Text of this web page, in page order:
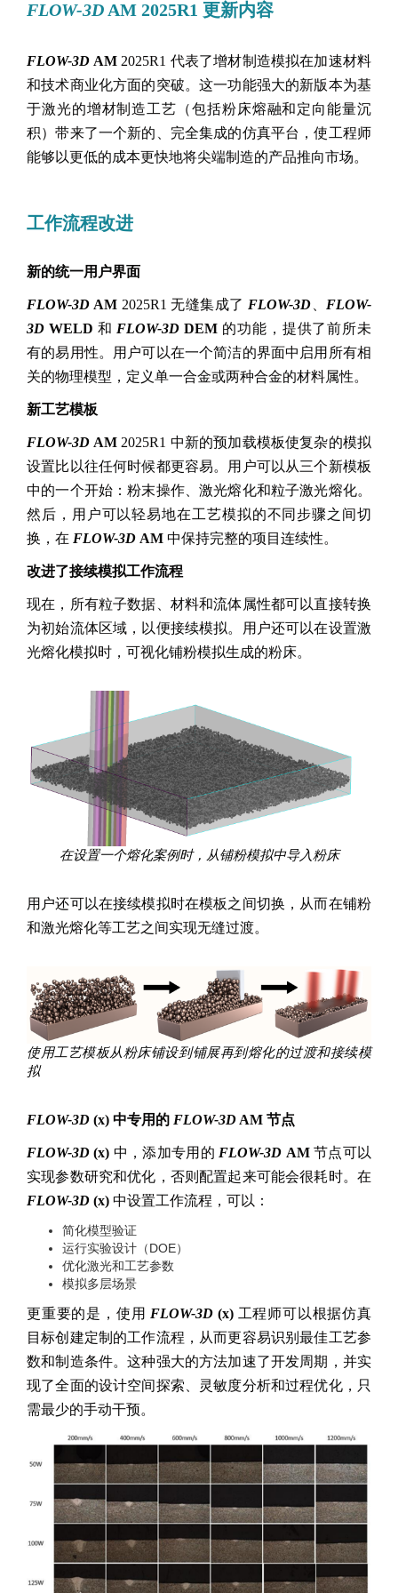
FLOW-3D AM 2025R1 更新内容
FLOW-3D AM 2025R1 代表了增材制造模拟在加速材料
和技术商业化方面的突破。这一功能强大的新版本为基
于激光的增材制造工艺（包括粉床熔融和定向能量沉
积）带来了一个新的、完全集成的仿真平台，使工程师
能够以更低的成本更快地将尖端制造的产品推向市场。
工作流程改进
新的统一用户界面
FLOW-3D AM 2025R1 无缝集成了 FLOW-3D
FLOW-
3D WELD 和 FLOW-3D DEM 的功能，提供了前所未
有的易用性。用户可以在一个简洁的界面中启用所有相
关的物理模型，定义单一合金或两种合金的材料属性。
新工艺模板
FLOW-3D AM 2025R1 中新的预加载模板使复杂的模拟
设置比以往任何时候都更容易。用户可以从三个新模板
中的一个开始：粉末操作、激光熔化和粒子激光熔化。
然后，用户可以轻易地在工艺模拟的不同步骤之间切
换，在 FLOW-3D AM 中保持完整的项目连续性。
改进了接续模拟工作流程
现在，所有粒子数据、材料和流体属性都可以直接转换
为初始流体区域，以便接续模拟。用户还可以在设置激
光熔化模拟时，可视化铺粉模拟生成的粉床。
在设置一个熔化案例时，从铺粉模拟中导入粉床
用户还可以在接续模拟时在模板之间切换，从而在铺粉
和激光熔化等工艺之间实现无缝过渡。
使用工艺模板从粉床铺设到铺展再到熔化的过渡和接续模
拟
FLOW-3D (x) 中专用的 FLOW-3D AM 节点
FLOW-3D (x) 中，添加专用的 FLOW-3D AM节点可以
实现参数研究和优化，否则配置起来可能会很耗时。在
FLOW-3D (x) 中设置工作流程，可以：
简化模型验证
运行实验设计（DOE）
优化激光和工艺参数
模拟多层场景
更重要的是，使用 FLOW-3D (x) 工程师可以根据仿真
目标创建定制的工作流程，从而更容易识别最佳工艺参
数和制造条件。这种强大的方法加速了开发周期，并实
现了全面的设计空间探索、灵敏度分析和过程优化，只
需最少的手动干预。